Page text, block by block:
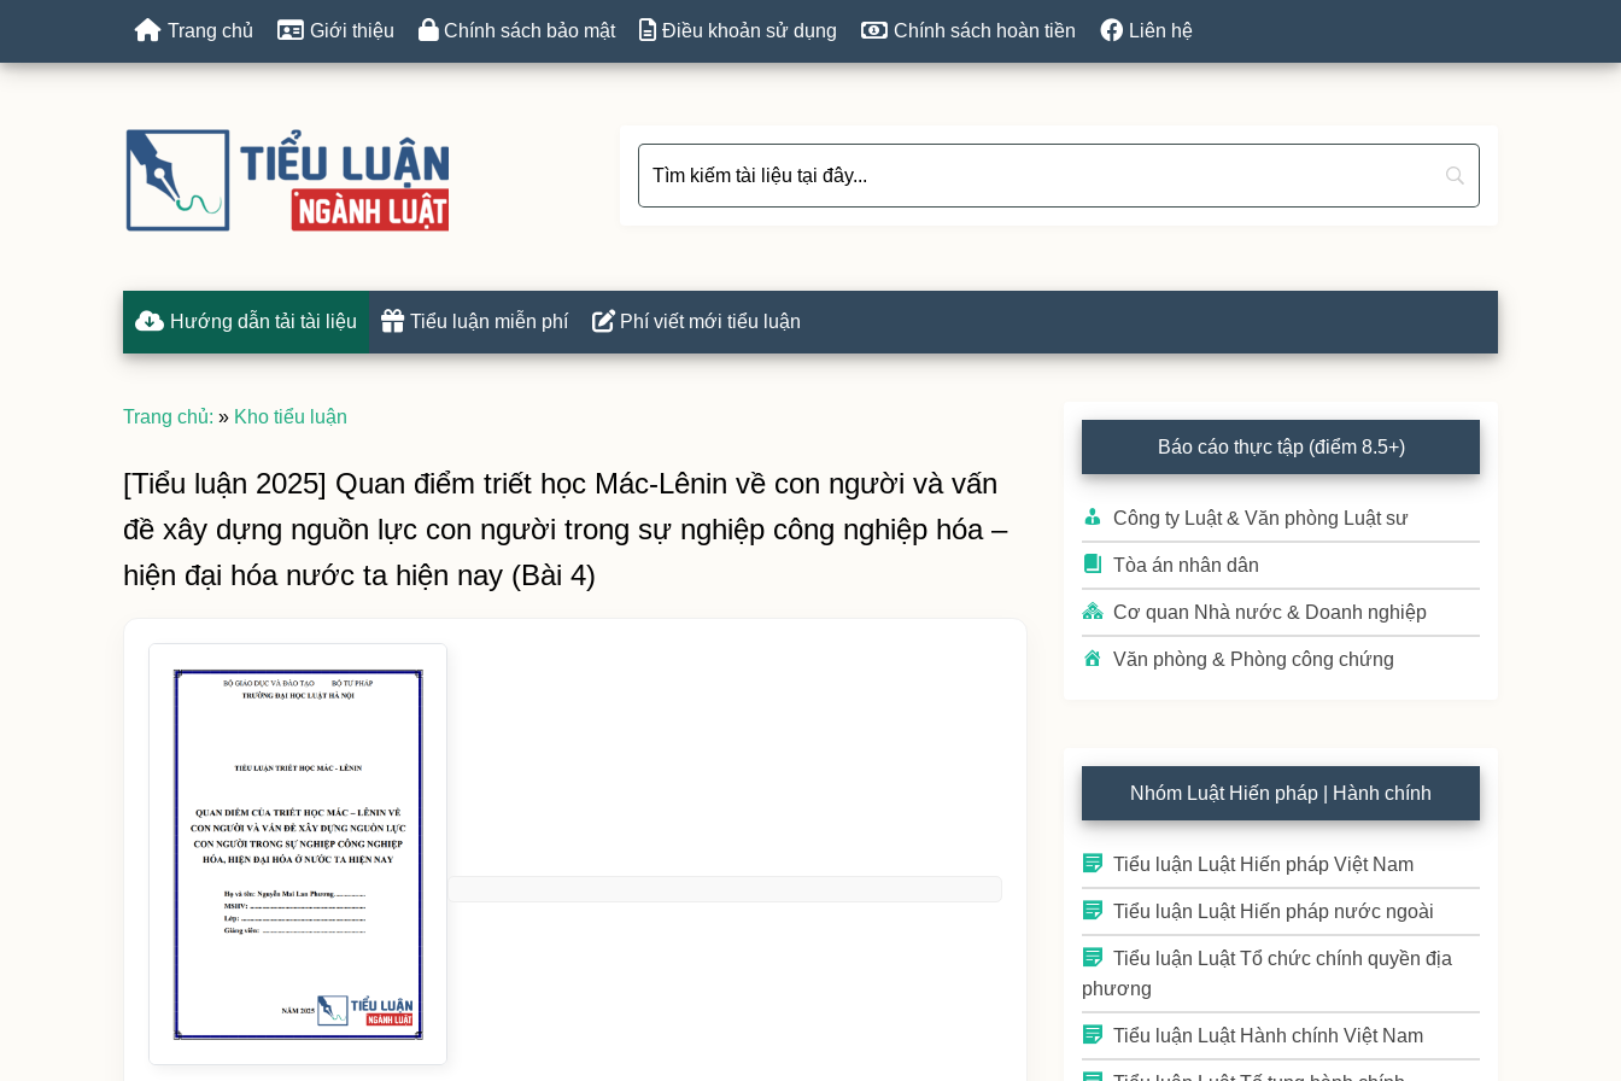
Trang chủ Giới thiệu Chính sách bảo mật Điều khoản sử dụng Chính sách hoàn tiền Liên hệ
Hướng dẫn tải tài liệu Tiểu luận miễn phí Phí viết mới tiểu luận
Trang chủ: » Kho tiểu luận
[Tiểu luận 2025] Quan điểm triết học Mác-Lênin về con người và vấn
đề xây dựng nguồn lực con người trong sự nghiệp công nghiệp hóa –
hiện đại hóa nước ta hiện nay (Bài 4)
Primary
Sidebar
Báo cáo thực tập (điểm 8.5+)
Công ty Luật & Văn phòng Luật sư
Tòa án nhân dân
Cơ quan Nhà nước & Doanh nghiệp
Văn phòng & Phòng công chứng
Nhóm Luật Hiến pháp | Hành chính
Tiểu luận Luật Hiến pháp Việt Nam
Tiểu luận Luật Hiến pháp nước ngoài
Tiểu luận Luật Tổ chức chính quyền địa
phương
Tiểu luận Luật Hành chính Việt Nam